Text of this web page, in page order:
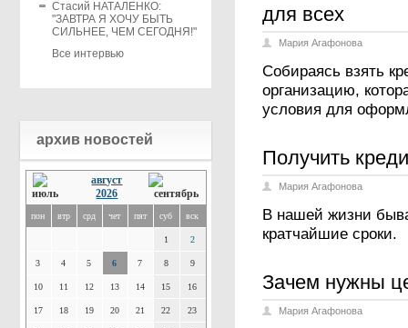
Стасий НАТАЛЕНКО:
"ЗАВТРА Я ХОЧУ БЫТЬ
СИЛЬНЕЕ, ЧЕМ СЕГОДНЯ!"
Все интервью
архив новостей
август
2026
пон втр срд чет пят суб вск
1 2
3 4 5 6 7 8 9
10 11 12 13 14 15 16
17 18 19 20 21 22 23
для всех
Мария Агафонова
Собираясь взять
организацию,
условия для
Получить
Мария Агафонова
В нашей жизни
кратчайшие сроки.
Зачем нужны
Мария Агафонова